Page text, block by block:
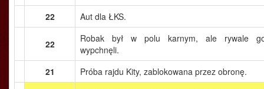
22
Aut dla ŁKS.
22
Robak był w polu karnym, ale rywale
wypchnęli.
21
Próba rajdu Kity, zablokowana przez obronę.